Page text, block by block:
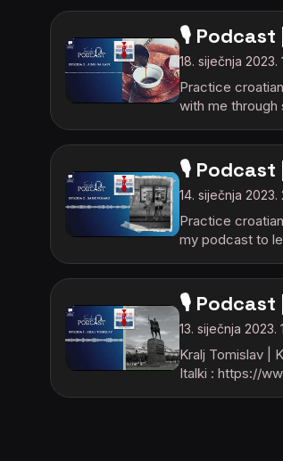
🎙️ Podcast
18. siječnja 2023.
Practice
with me through
🎙️ Podcast
14. siječnja 2023.
Practice
my podcast to
🎙️ Podcast
13. siječnja
Kralj Tomislav |
Italki : https://